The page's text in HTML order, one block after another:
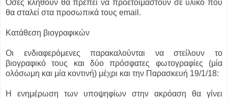
Όσες κληθούν θα πρέπει να προετοιμαστούν σε υλικό που
θα σταλεί στα προσωπικά τους email.
Κατάθεση βιογραφικών
Οι ενδιαφερόμενες παρακαλούνται να στείλουν το
βιογραφικό τους και δύο πρόσφατες φωτογραφίες (μία
ολόσωμη και μία κοντινή) μέχρι και την Παρασκευή 19/1/18:
Η ενημέρωση των υποψηφίων στην ακρόαση θα γίνει